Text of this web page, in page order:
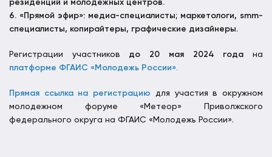
резиденций и молодежных центров.
6. «Прямой эфир»: медиа-специалисты; маркетологи, smm-
специалисты, копирайтеры, графические дизайнеры.
Регистрации участников до 20 мая 2024 года на
платформе ФГАИС «Молодежь России».
Прямая ссылка на регистрацию для участия в окружном
молодежном форуме «Метеор» Приволжского
федерального округа на ФГАИС «Молодежь России».